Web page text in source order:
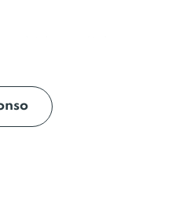
à base d’algues
expérience
bien à chaud qu’à